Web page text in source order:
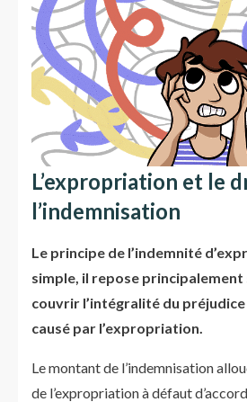
L’expropriation et le
l’indemnisation
Le principe de l’indemnité
simple, il repose
couvrir l’intégralité du
causé par l’expropriation.
Le montant de l’indemnisation
de l’expropriation à défaut